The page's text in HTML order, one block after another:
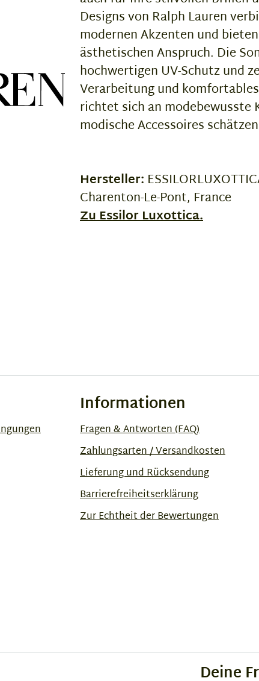
Designs von Ralph Lauren
modernen Akzenten und
ästhetischen Anspruch. Die
hochwertigen UV-Schutz und
Verarbeitung und
richtet sich an modebewusste
modische Accessoires
Hersteller:
Charenton-Le-Pont, France
Zu Essilor Luxottica.
Informationen
Fragen & Antworten (FAQ)
Zahlungsarten / Versandkosten
Lieferung und Rücksendung
Barrierefreiheitserklärung
Zur Echtheit der Bewertungen
Deine